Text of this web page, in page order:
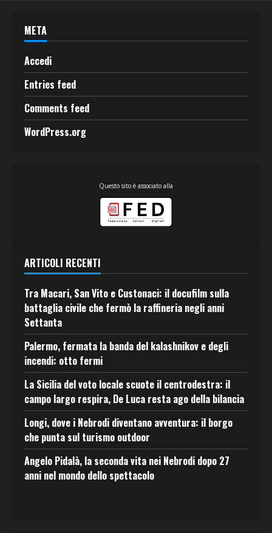
META
Accedi
Entries feed
Comments feed
WordPress.org
Questo sito è associato alla
ARTICOLI RECENTI
Tra Macari, San Vito e Custonaci: il docufilm sulla
battaglia civile che fermò la raffineria negli anni
Settanta
Palermo, fermata la banda del kalashnikov e degli
incendi: otto fermi
La Sicilia del voto locale scuote il centrodestra: il
campo largo respira, De Luca resta ago della bilancia
Longi, dove i Nebrodi diventano avventura: il borgo
che punta sul turismo outdoor
Angelo Pidalà, la seconda vita nei Nebrodi dopo 27
anni nel mondo dello spettacolo